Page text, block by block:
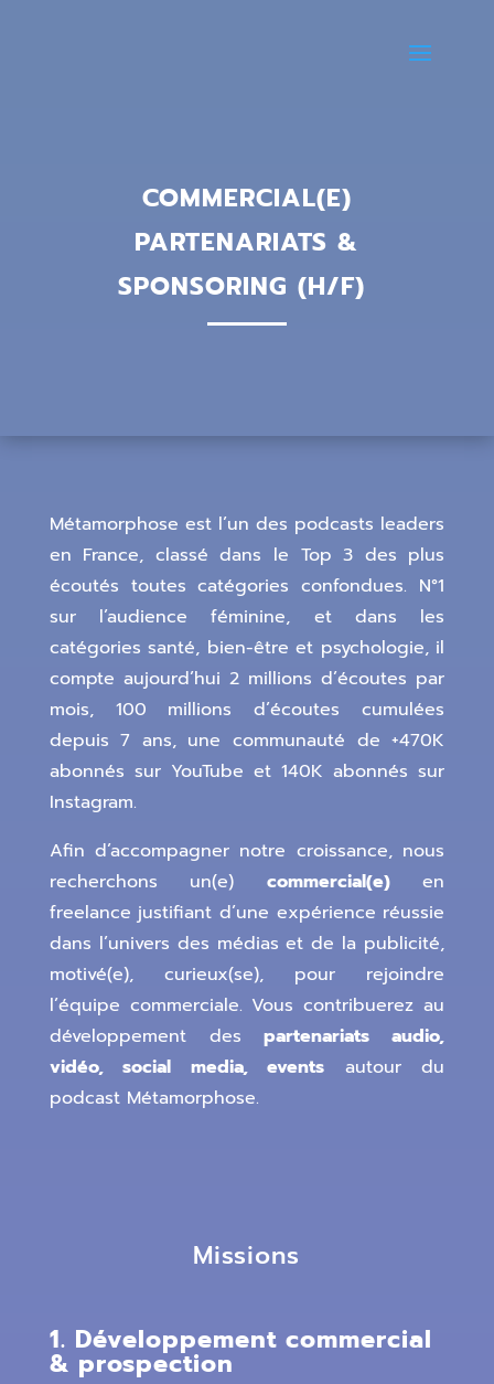
COMMERCIAL(E)
PARTENARIATS &
SPONSORING (H/F)
Métamorphose est l’un des podcasts leaders
en France, classé dans le Top 3 des plus
écoutés toutes catégories confondues. N°1
sur l’audience féminine, et dans les
catégories santé, bien-être et psychologie, il
compte aujourd’hui 2 millions d’écoutes par
mois, 100 millions d’écoutes cumulées
depuis 7 ans, une communauté de +470K
abonnés sur YouTube et 140K abonnés sur
Instagram.
Afin d’accompagner notre croissance, nous
recherchons un(e) commercial(e)en
freelance justifiant d’une expérience réussie
dans l’univers des médias et de la publicité,
motivé(e), curieux(se), pour rejoindre
l’équipe commerciale. Vous contribuerez au
développement despartenariats audio,
vidéo, social media, events autour du
podcast Métamorphose.
Missions
1. Développement commercial
& prospection